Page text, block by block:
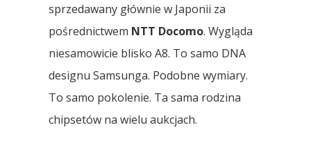
sprzedawany głównie w Japonii za
pośrednictwem NTT Docomo. Wygląda
niesamowicie blisko A8. To samo DNA
designu Samsunga. Podobne wymiary.
To samo pokolenie. Ta sama rodzina
chipsetów na wielu aukcjach.